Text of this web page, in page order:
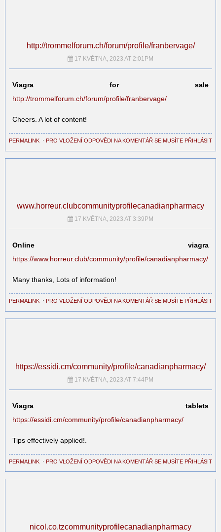
http://trommelforum.ch/forum/profile/franbervage/
17 KVĚTNA, 2023 AT 2:01PM
Viagra for sale
http://trommelforum.ch/forum/profile/franbervage/
Cheers. A lot of content!
PERMALINK ⋅ PRO VLOŽENÍ ODPOVĚDI NA KOMENTÁŘ SE MUSÍTE PŘIHLÁSIT
www.horreur.clubcommunityprofilecanadianpharmacy
17 KVĚTNA, 2023 AT 3:39PM
Online viagra
https://www.horreur.club/community/profile/canadianpharmacy/
Many thanks, Lots of information!
PERMALINK ⋅ PRO VLOŽENÍ ODPOVĚDI NA KOMENTÁŘ SE MUSÍTE PŘIHLÁSIT
https://essidi.cm/community/profile/canadianpharmacy/
17 KVĚTNA, 2023 AT 7:44PM
Viagra tablets
https://essidi.cm/community/profile/canadianpharmacy/
Tips effectively applied!.
PERMALINK ⋅ PRO VLOŽENÍ ODPOVĚDI NA KOMENTÁŘ SE MUSÍTE PŘIHLÁSIT
nicol.co.tzcommunityprofilecanadianpharmacy